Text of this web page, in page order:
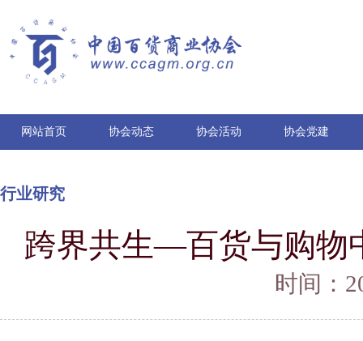
网站首页 协会动态 协会活动 协会党建
行业研究
跨界共生—百货与购物
时间：